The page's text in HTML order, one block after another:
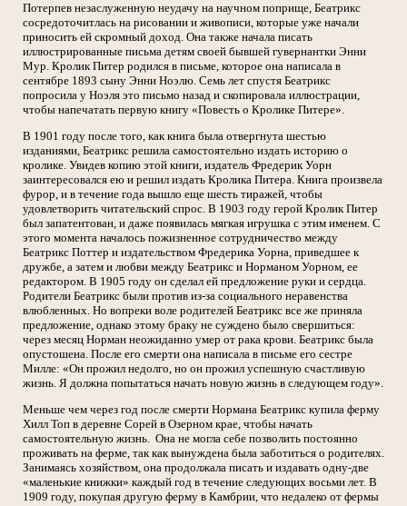
Потерпев незаслуженную неудачу на научном поприще, Беатрикс
сосредоточитлась на рисовании и живописи, которые уже начали
приносить ей скромный доход. Она также начала писать
иллюстрированные письма детям своей бывшей гувернантки Энни
Мур. Кролик Питер родился в письме, которое она написала в
сентябре 1893 сыну Энни Ноэлю. Семь лет спустя Беатрикс
попросила у Ноэля это письмо назад и скопировала иллюстрации,
чтобы напечатать первую книгу «Повесть о Кролике Питере».
В 1901 году после того, как книга была отвергнута шестью
изданиями, Беатрикс решила самостоятельно издать историю о
кролике. Увидев копию этой книги, издатель Фредерик Уорн
заинтересовался ею и решил издать Кролика Питера. Книга произвела
фурор, и в течение года вышло еще шесть тиражей, чтобы
удовлетворить читательский спрос. В 1903 году герой Кролик Питер
был запатентован, и даже появилась мягкая игрушка с этим именем. С
этого момента началось пожизненное сотрудничество между
Беатрикс Поттер и издательством Фредерика Уорна, приведшее к
дружбе, а затем и любви между Беатрикс и Норманом Уорном, ее
редактором. В 1905 году он сделал ей предложение руки и сердца.
Родители Беатрикс были против из-за социального неравенства
влюбленных. Но вопреки воле родителей Беатрикс все же приняла
предложение, однако этому браку не суждено было свершиться:
через месяц Норман неожиданно умер от рака крови. Беатрикс была
опустошена. После его смерти она написала в письме его сестре
Милле: «Он прожил недолго, но он прожил успешную счастливую
жизнь. Я должна попытаться начать новую жизнь в следующем году».
Меньше чем через год после смерти Нормана Беатрикс купила ферму
Хилл Топ в деревне Сорей в Озерном крае, чтобы начать
самостоятельную жизнь. Она не могла себе позволить постоянно
проживать на ферме, так как вынуждена была заботиться о родителях.
Занимаясь хозяйством, она продолжала писать и издавать одну-две
«маленькие книжки» каждый год в течение следующих восьми лет. В
1909 году, покупая другую ферму в Камбрии, что недалеко от фермы